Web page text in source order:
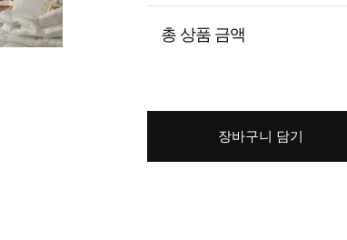
총 상품 금액
장바구니 담기